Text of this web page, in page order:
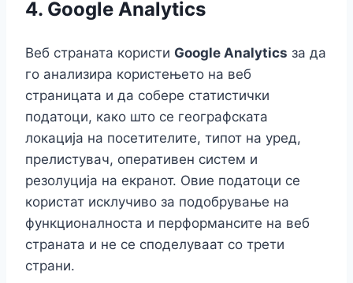
4. Google Analytics
Веб страната користи Google Analytics за да
го анализира користењето на веб
страницата и да собере статистички
податоци, како што се географската
локација на посетителите, типот на уред,
прелистувач, оперативен систем и
резолуција на екранот. Овие податоци се
користат исклучиво за подобрување на
функционалноста и перформансите на веб
страната и не се споделуваат со трети
страни.